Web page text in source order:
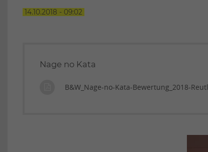
14.10.2018 - 09:02
Nage no Kata
B&W_Nage-no-Kata-Bewertung_2018-